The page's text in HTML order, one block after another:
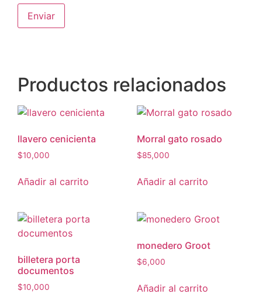
Productos relacionados
llavero cenicienta
$10,000
Añadir al carrito
Morral gato rosado
$85,000
Añadir al carrito
billetera porta
documentos
$10,000
monedero Groot
$6,000
Añadir al carrito